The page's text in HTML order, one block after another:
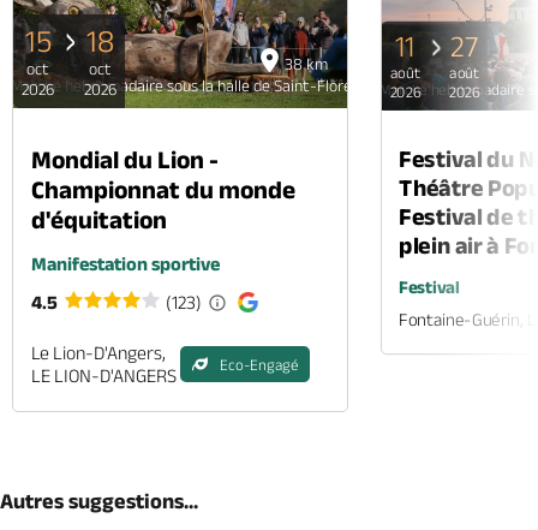
38 km
Marché hebdomadaire sous la halle de Saint-Florent-le-Vieil
15
oct
2026
18
oct
2026
Mondial du Lion -
Championnat du monde
d'équitation
Manifestation sportive
4.5
(123)
Le Lion-D'Angers,
LE LION-D'ANGERS
Eco-Engagé
Marché hebdomadaire
11
août
2026
27
août
2026
Festival du
Théâtre
Festival de
plein air à
Festival
Fontaine-Guérin,
Autres suggestions...